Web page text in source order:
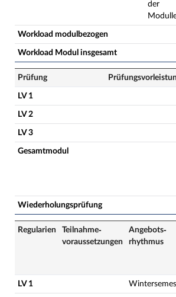
der
Workload modulbezogen
Workload Modul insgesamt
Prüfung
LV 1
LV 2
LV 3
Gesamtmodul
Wiederholungsprüfung
Regularien
Teilnahme­
voraussetzungen
Angebots­
rhythmus
LV 1